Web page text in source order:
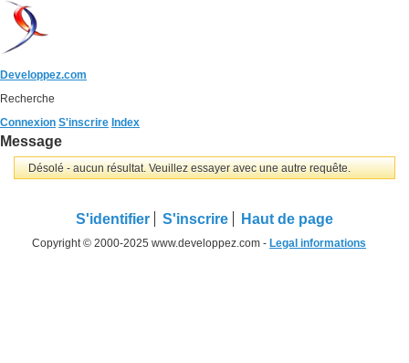
Developpez.com
Recherche
Connexion S'inscrire Index
Message
Désolé - aucun résultat. Veuillez essayer avec une autre requête.
S'identifier S'inscrire Haut de page
Copyright © 2000-2025 www.developpez.com - Legal informations